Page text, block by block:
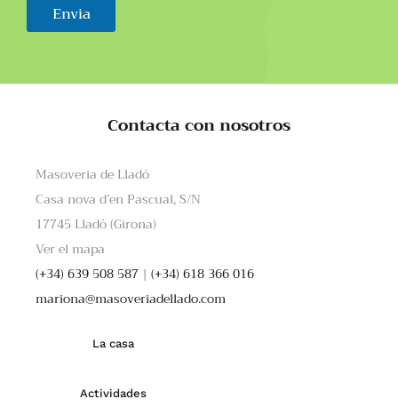
Contacta con nosotros
Masoveria de Lladó
Casa nova d’en Pascual, S/N
17745 Lladó (Girona)
Ver el mapa
(+34) 639 508 587 | (+34) 618 366 016
mariona@masoveriadellado.com
La casa
Actividades